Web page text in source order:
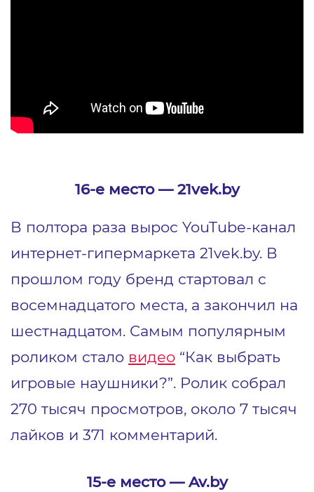
16-е место ― 21vek.by
В полтора раза вырос YouTube-канал
интернет-гипермаркета 21vek.by. В
прошлом году бренд стартовал с
восемнадцатого места, а закончил на
шестнадцатом. Самым популярным
роликом стало видео “Как выбрать
игровые наушники?”. Ролик собрал
270 тысяч просмотров, около 7 тысяч
лайков и 371 комментарий.
15-е место ― Av.by